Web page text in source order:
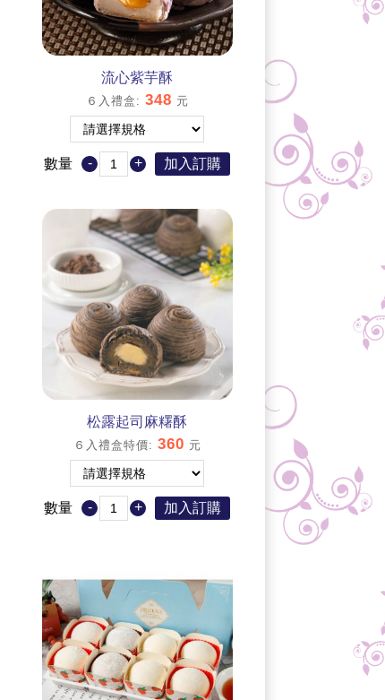
流心紫芋酥
６入禮盒 : 348 元
數量 - + 加入訂購
松露起司麻糬酥
６入禮盒特價: 360 元
數量 - + 加入訂購